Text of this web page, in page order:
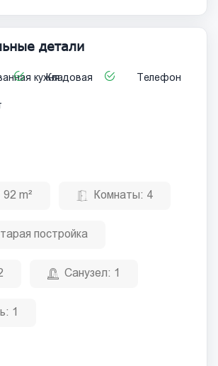
детали
кухняКладовая Телефон
92 m² Комнаты: 4
постройка
Санузел: 1
1